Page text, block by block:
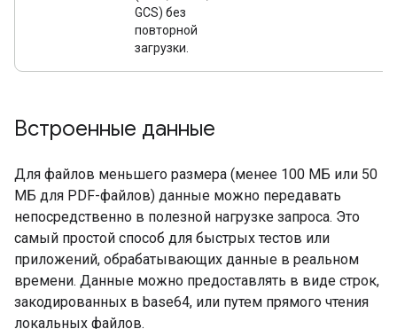
GCS) без
повторной
загрузки.
Встроенные данные
Для файлов меньшего размера (менее 100 МБ или 50
МБ для PDF-файлов) данные можно передавать
непосредственно в полезной нагрузке запроса. Это
самый простой способ для быстрых тестов или
приложений, обрабатывающих данные в реальном
времени. Данные можно предоставлять в виде строк,
закодированных в base64, или путем прямого чтения
локальных файлов.